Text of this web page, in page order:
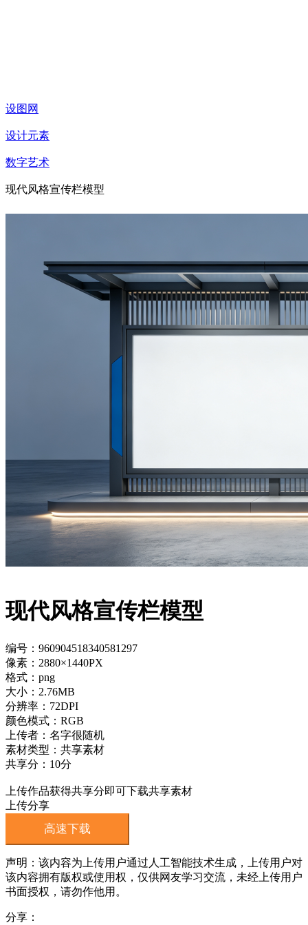
设图网
设计元素
数字艺术
现代风格宣传栏模型
现代风格宣传栏模型
编号：960904518340581297
像素：2880×1440PX
格式：png
大小：2.76MB
分辨率：72DPI
颜色模式：RGB
上传者：名字很随机
素材类型：共享素材
共享分：10分
上传作品获得共享分即可下载共享素材
上传分享
高速下载
声明：该内容为上传用户通过人工智能技术生成，上传用户对
该内容拥有版权或使用权，仅供网友学习交流，未经上传用户
书面授权，请勿作他用。
分享：